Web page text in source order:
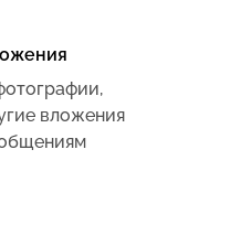
вложения